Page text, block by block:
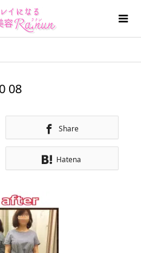
08
Share
Hatena